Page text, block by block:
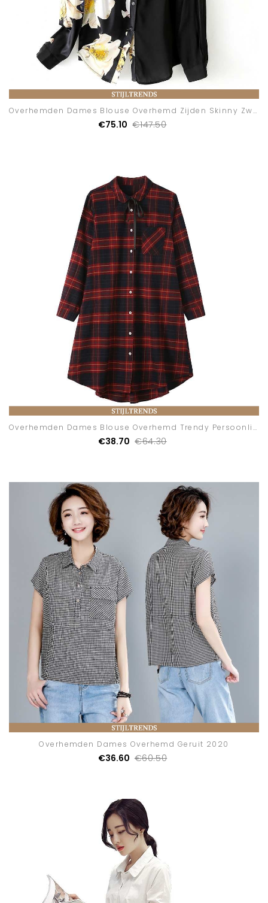
Overhemden Dames Blouse Overhemd Zijden Skinny Zwart
€75.10 €147.50
Overhemden Dames Blouse Overhemd Trendy Persoonlijk
€38.70 €64.30
Overhemden Dames Overhemd Geruit 2020
€36.60 €60.50